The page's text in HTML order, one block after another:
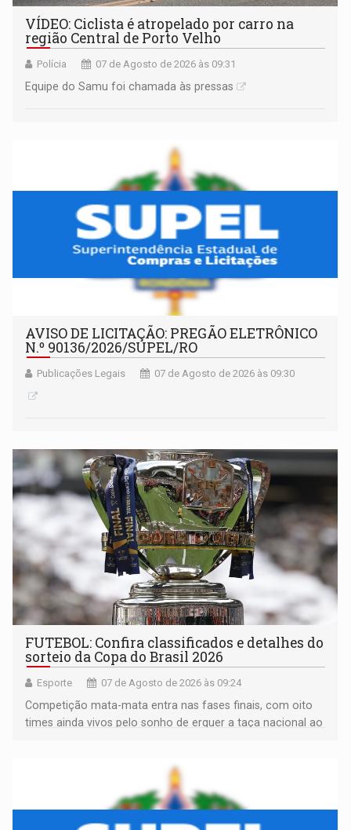
VÍDEO: Ciclista é atropelado por carro na
região Central de Porto Velho
Polícia 07 de Agosto de 2026 às 09:31
Equipe do Samu foi chamada às pressas
AVISO DE LICITAÇÃO: PREGÃO ELETRÔNICO
N.º 90136/2026/SUPEL/RO
Publicações Legais 07 de Agosto de 2026 às 09:30
FUTEBOL: Confira classificados e detalhes do
sorteio da Copa do Brasil 2026
Esporte 07 de Agosto de 2026 às 09:24
Competição mata-mata entra nas fases finais, com oito
times ainda vivos pelo sonho de erguer a taça nacional ao